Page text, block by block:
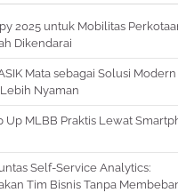
2025 untuk Mobilitas
Dikendarai
Mata sebagai Solusi
Nyaman
Up MLBB Praktis Lewat
Self-Service Analytics:
Tim Bisnis Tanpa